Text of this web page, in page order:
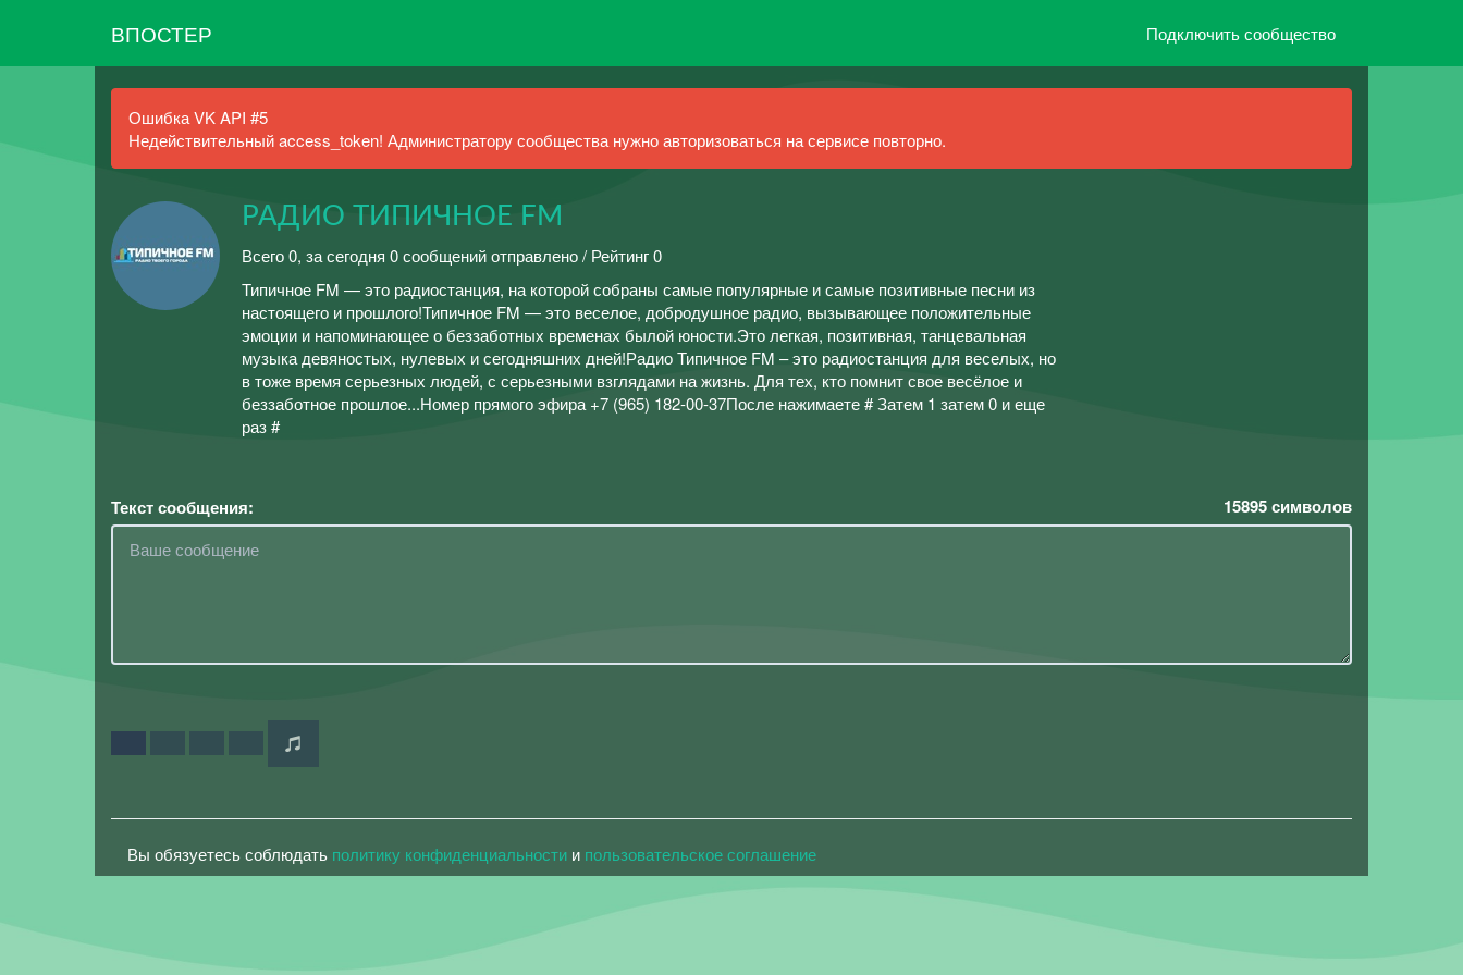
ВПОСТЕР Подключить сообщество
Ошибка VK API #5
Недействительный access_token! Администратору сообщества нужно авторизоваться на сервисе повторно.
РАДИО ТИПИЧНОЕ FM
Всего 0, за сегодня 0 сообщений отправлено / Рейтинг 0
Типичное FM — это радиостанция, на которой собраны самые популярные и самые позитивные песни из
настоящего и прошлого!Типичное FM — это веселое, добродушное радио, вызывающее положительные
эмоции и напоминающее о беззаботных временах былой юности.Это легкая, позитивная, танцевальная
музыка девяностых, нулевых и сегодняшних дней!Радио Типичное FM – это радиостанция для веселых, но
в тоже время серьезных людей, с серьезными взглядами на жизнь. Для тех, кто помнит свое весёлое и
беззаботное прошлое...Номер прямого эфира +7 (965) 182-00-37После нажимаете # Затем 1 затем 0 и еще
раз #
Текст сообщения: 15895символов
Вы обязуетесь соблюдать политику конфиденциальности и пользовательское соглашение